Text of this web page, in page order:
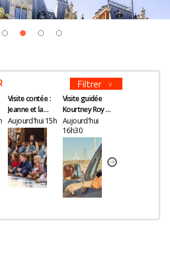
Filtrer
Visite contée :
Jeanne et la
quête du
remède
magique
Aujourd'hui 15h
Visite guidée
Kourtney Roy -
All Inclusive
Aujourd'hui
16h30